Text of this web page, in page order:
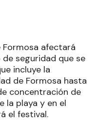
Formosa afectará
seguridad que se
incluye la
de Formosa hasta
concentración de
la playa y en el
el festival.